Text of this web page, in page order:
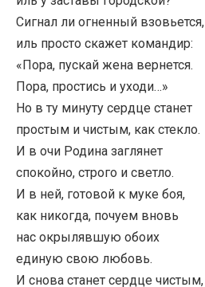
Сигнал ли огненный взовьется,
иль просто скажет командир:
«Пора, пускай жена вернется.
Пора, простись и уходи…»
Но в ту минуту сердце станет
простым и чистым, как стекло.
И в очи Родина заглянет
спокойно, строго и светло.
И в ней, готовой к муке боя,
как никогда, почуем вновь
нас окрылявшую обоих
единую свою любовь.
И снова станет сердце чистым,